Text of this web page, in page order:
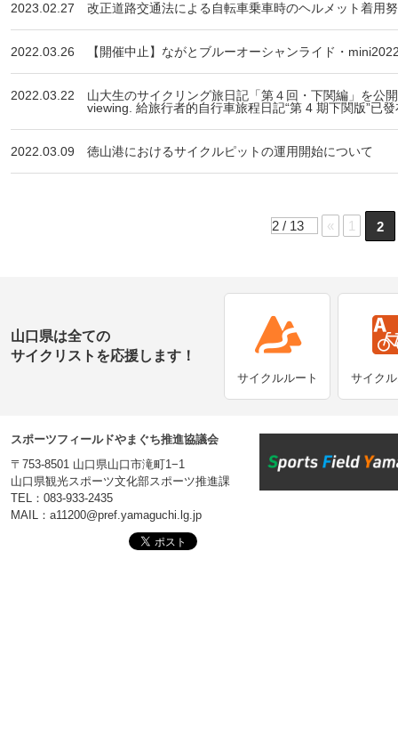
2023.02.27 改正道路交通法による自転車乗車時のヘルメット着用
2022.03.26 【開催中止】ながとブルーオーシャンライド・
2022.03.22
山大生のサイクリング旅日記「第４回・下関編」を公
viewing. 給旅行者的自行車旅程日記“第 4 期下関版”已
2022.03.09 徳山港におけるサイクルピットの運用開始について
2 / 13 « 1 2
山口県は全ての
サイクリストを応援します！
サイクルルート サイク
スポーツフィールドやまぐち推進協議会
〒753-8501 山口県山口市滝町1−1
山口県観光スポーツ文化部スポーツ推進課
TEL：083-933-2435
MAIL：a11200@pref.yamaguchi.lg.jp